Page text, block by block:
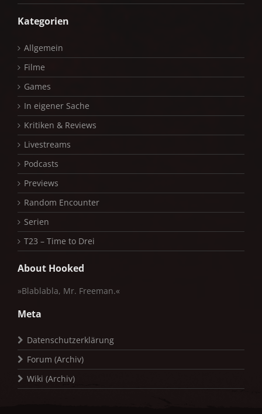
Kategorien
Allgemein
Filme
Games
In eigener Sache
Kritiken & Reviews
Livestreams
Podcasts
Previews
Random Encounter
Serien
T23 – Time to Drei
About Hooked
»Blablabla, Mr. Freeman.«
Meta
Datenschutzerklärung
Forum (Archiv)
Wiki (Archiv)